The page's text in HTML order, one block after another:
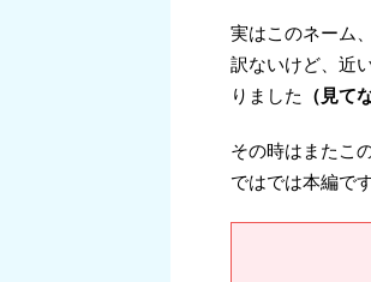
実はこのネーム
訳ないけど、近
りました
（見て
その時はまたこ
ではでは本編です